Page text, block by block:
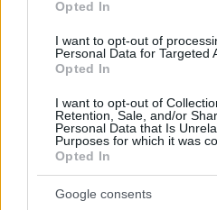
Opted In
I want to opt-out of
Personal Data for Targeted
Opted In
I want to opt-out of
Retention, Sale, and/or
Personal Data that Is
Purposes for which it was
Opted In
Google consents